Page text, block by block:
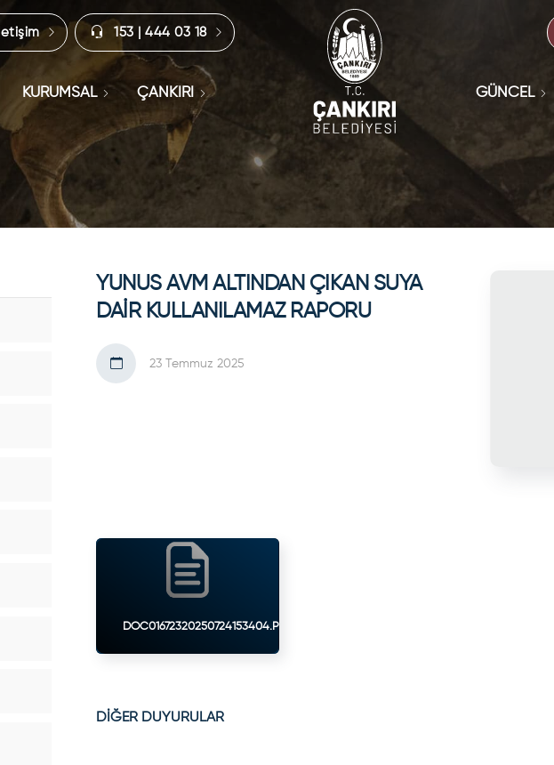
İletişim 153 | 444 03 18
KURUMSAL ÇANKIRI GÜNCEL
YUNUS AVM ALTINDAN ÇIKAN SUYA
DAİR KULLANILAMAZ RAPORU
23 Temmuz 2025
DOC01672320250724153404.PDF
DİĞER DUYURULAR